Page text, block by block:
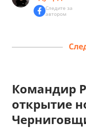
Следите за
автором
Командир
открытие